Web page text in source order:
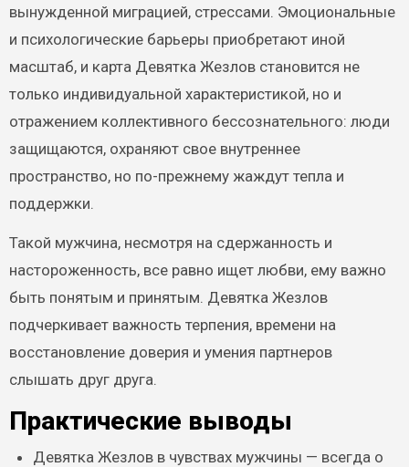
вынужденной миграцией, стрессами. Эмоциональные
и психологические барьеры приобретают иной
масштаб, и карта Девятка Жезлов становится не
только индивидуальной характеристикой, но и
отражением коллективного бессознательного: люди
защищаются, охраняют свое внутреннее
пространство, но по-прежнему жаждут тепла и
поддержки.
Такой мужчина, несмотря на сдержанность и
настороженность, все равно ищет любви, ему важно
быть понятым и принятым. Девятка Жезлов
подчеркивает важность терпения, времени на
восстановление доверия и умения партнеров
слышать друг друга.
Практические выводы
Девятка Жезлов в чувствах мужчины — всегда о